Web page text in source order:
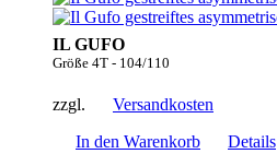
IL GUFO
Größe 4T - 104/110
zzgl.
Versandkosten
In den Warenkorb
Details